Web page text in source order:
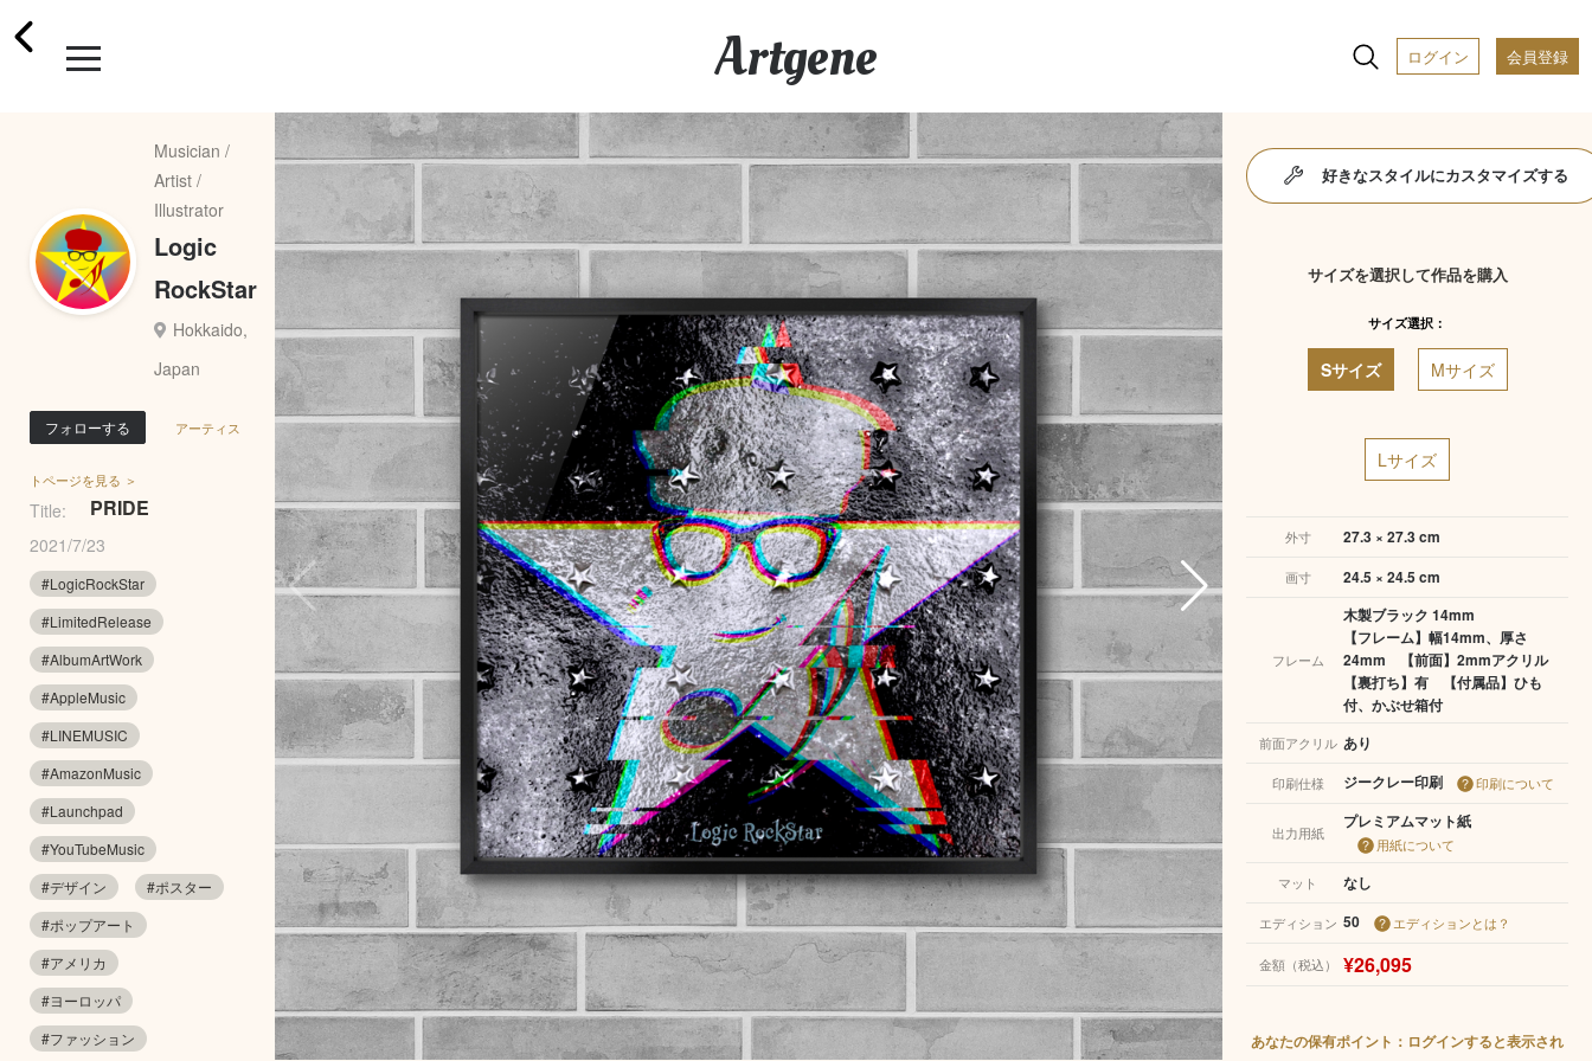
Artgene ログイン 会員登録
Musician /
Artist /
Illustrator
Logic
RockStar
Hokkaido,
Japan
フォローする アーティス
トページを見る ＞
Title: PRIDE
2021/7/23
#LogicRockStar
#LimitedRelease
#AlbumArtWork
#AppleMusic
#LINEMUSIC
#AmazonMusic
#Launchpad
#YouTubeMusic
#デザイン
#ポスター
#ポップアート
#アメリカ
#ヨーロッパ
#ファッション
好きなスタイルにカスタマイズする
サイズを選択して作品を購入
サイズ選択：
Sサイズ Mサイズ
Lサイズ
外寸 27.3 × 27.3 cm
画寸 24.5 × 24.5 cm
フレーム
木製ブラック 14mm
【フレーム】幅14mm、厚さ
24mm 【前面】2mmアクリル
【裏打ち】有 【付属品】ひも
付、かぶせ箱付
前面アクリル あり
印刷仕様 ジークレー印刷 印刷について
出力用紙
プレミアムマット紙
用紙について
マット
なし
エディション 50 エディションとは？
金額（税込） ¥26,095
あなたの保有ポイント：ログインすると表示され